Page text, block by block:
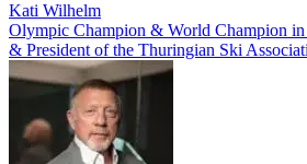
Kati Wilhelm
Olympic Champion & World Champion
& President of the Thuringian Ski